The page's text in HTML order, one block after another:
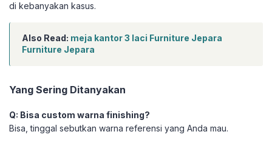
di kebanyakan kasus.
Also Read: meja kantor 3 laci Furniture Jepara
Furniture Jepara
Yang Sering Ditanyakan
Q: Bisa custom warna finishing?
Bisa, tinggal sebutkan warna referensi yang Anda mau.